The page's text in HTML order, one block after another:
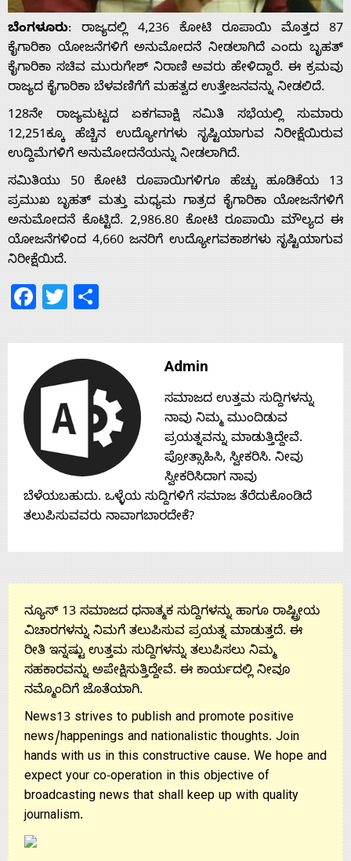
Home
About
Us
Advertise
With
Contact
ಬೆಂಗಳೂರು: ರಾಜ್ಯದಲ್ಲಿ 4,236 ಕೋಟಿ ರೂಪಾಯಿ ಮೊತ್ತದ 87
ಕೈಗಾರಿಕಾ ಯೋಜನೆಗಳಿಗೆ ಅನುಮೋದನೆ ನೀಡಲಾಗಿದೆ ಎಂದು ಬೃಹತ್
ಕೈಗಾರಿಕಾ ಸಚಿವ ಮುರುಗೇಶ್ ನಿರಾಣಿ ಅವರು ಹೇಳಿದ್ದಾರೆ. ಈ ಕ್ರಮವು
ರಾಜ್ಯದ ಕೈಗಾರಿಕಾ ಬೆಳವಣಿಗೆಗೆ ಮಹತ್ವದ ಉತ್ತೇಜನವನ್ನು ನೀಡಲಿದೆ.
128ನೇ ರಾಜ್ಯಮಟ್ಟದ ಏಕಗವಾಕ್ಷಿ ಸಮಿತಿ ಸಭೆಯಲ್ಲಿ ಸುಮಾರು
12,251ಕ್ಕೂ ಹೆಚ್ಚಿನ ಉದ್ಯೋಗಗಳು ಸೃಷ್ಟಿಯಾಗುವ ನಿರೀಕ್ಷೆಯಿರುವ
ಉದ್ದಿಮೆಗಳಿಗೆ ಅನುಮೋದನೆಯನ್ನು ನೀಡಲಾಗಿದೆ.
ಸಮಿತಿಯು 50 ಕೋಟಿ ರೂಪಾಯಿಗಳಿಗೂ ಹೆಚ್ಚು ಹೂಡಿಕೆಯ 13
ಪ್ರಮುಖ ಬೃಹತ್ ಮತ್ತು ಮಧ್ಯಮ ಗಾತ್ರದ ಕೈಗಾರಿಕಾ ಯೋಜನೆಗಳಿಗೆ
ಅನುಮೋದನೆ ಕೊಟ್ಟಿದೆ. 2,986.80 ಕೋಟಿ ರೂಪಾಯಿ ಮೌಲ್ಯದ ಈ
ಯೋಜನೆಗಳಿಂದ 4,660 ಜನರಿಗೆ ಉದ್ಯೋಗವಕಾಶಗಳು ಸೃಷ್ಟಿಯಾಗುವ
ನಿರೀಕ್ಷೆಯಿದೆ.
Facebook
Twitter
Admin
ಸಮಾಜದ ಉತ್ತಮ ಸುದ್ದಿಗಳನ್ನು
ನಾವು ನಿಮ್ಮ ಮುಂದಿಡುವ
ಪ್ರಯತ್ನವನ್ನು ಮಾಡುತ್ತಿದ್ದೇವೆ.
ಪ್ರೋತ್ಸಾಹಿಸಿ, ಸ್ವೀಕರಿಸಿ. ನೀವು
ಸ್ವೀಕರಿಸಿದಾಗ ನಾವು
ಬೆಳೆಯಬಹುದು. ಒಳ್ಳೆಯ ಸುದ್ದಿಗಳಿಗೆ ಸಮಾಜ ತೆರೆದುಕೊಂಡಿದೆ
ತಲುಪಿಸುವವರು ನಾವಾಗಬಾರದೇಕೆ?
ನ್ಯೂಸ್ 13 ಸಮಾಜದ ಧನಾತ್ಮಕ ಸುದ್ದಿಗಳನ್ನು ಹಾಗೂ ರಾಷ್ಟ್ರೀಯ
ವಿಚಾರಗಳನ್ನು ನಿಮಗೆ ತಲುಪಿಸುವ ಪ್ರಯತ್ನ ಮಾಡುತ್ತದೆ. ಈ
ರೀತಿ ಇನ್ನಷ್ಟು ಉತ್ತಮ ಸುದ್ದಿಗಳನ್ನು ತಲುಪಿಸಲು ನಿಮ್ಮ
ಸಹಕಾರವನ್ನು ಅಪೇಕ್ಷಿಸುತ್ತಿದ್ದೇವೆ. ಈ ಕಾರ್ಯದಲ್ಲಿ ನೀವೂ
ನಮ್ಮೊಂದಿಗೆ ಜೊತೆಯಾಗಿ.
News13 strives to publish and promote positive
news/happenings and nationalistic thoughts. Join
hands with us in this constructive cause. We hope and
expect your co-operation in this objective of
broadcasting news that shall keep up with quality
journalism.